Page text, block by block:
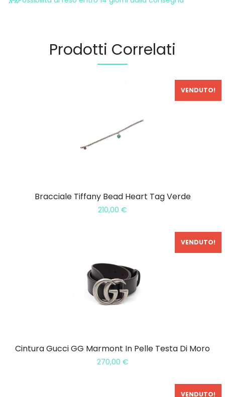
Prodotti Correlati
VENDUTO!
Bracciale Tiffany Bead Heart Tag Verde
210,00 €
VENDUTO!
Cintura Gucci GG Marmont In Pelle Testa Di Moro
270,00 €
In Saldo!
VENDUTO!